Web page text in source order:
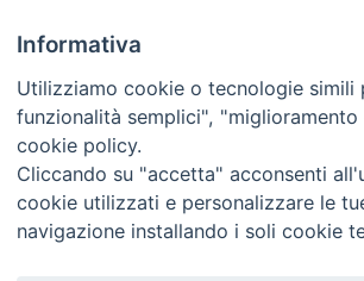
Diocesi di Macerata
Piazza San Vincenzo Strambi 3, 62100 –
Tel. 0733.291114
Email: info@diocesimacerata.it
Informativa
Utilizziamo cookie o tecnologie
funzionalità semplici",
cookie policy.
Cliccando su "accetta" acconsenti
cookie utilizzati e personalizzare le
navigazione installando i soli cookie